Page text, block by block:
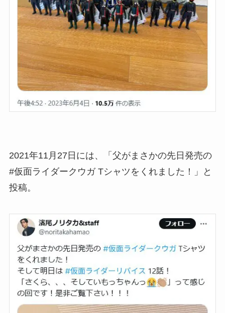
2021年11月27日には、「父がまさかの先日発売の
#仮面ライダークウガ Tシャツをくれました！」と
投稿。